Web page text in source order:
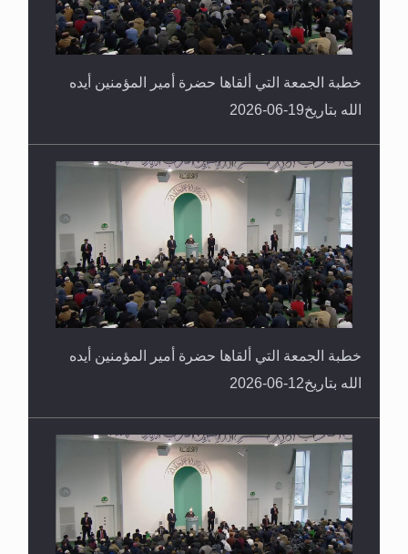
خطبة الجمعة التي ألقاها حضرة أمير المؤمنين أيده
الله بتاريخ19-06-2026
خطبة الجمعة التي ألقاها حضرة أمير المؤمنين أيده
الله بتاريخ12-06-2026